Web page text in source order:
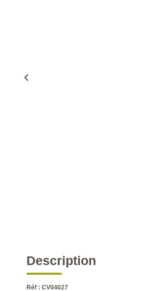
Description
Réf : CV04027